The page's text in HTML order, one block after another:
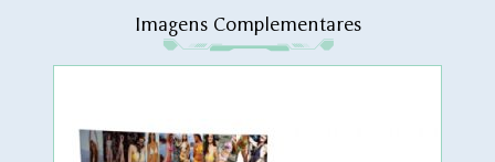
Imagens Complementares